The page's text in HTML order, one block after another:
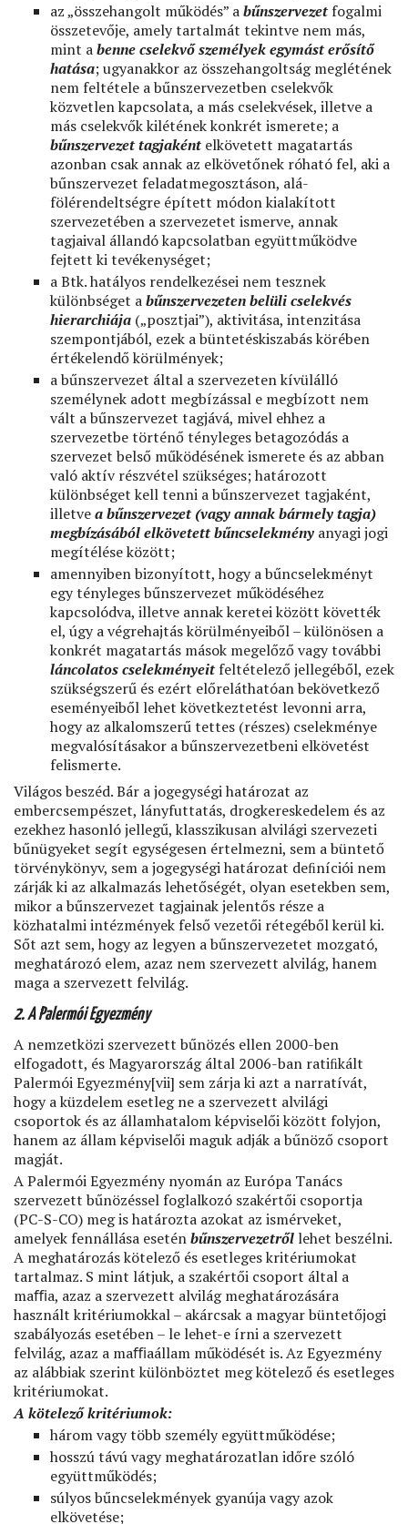
az „összehangolt működés” abűnszervezetfogalmi
összetevője, amely tartalmát tekintve nem más,
mint abenne cselekvő személyek egymást erősítő
hatása; ugyanakkor az összehangoltság meglétének
nem feltétele a bűnszervezetben cselekvők
közvetlen kapcsolata, a más cselekvések, illetve a
más cselekvők kilétének konkrét ismerete; a
bűnszervezet tagjakéntelkövetett magatartás
azonban csak annak az elkövetőnek róható fel, aki a
bűnszervezet feladatmegosztáson, alá-
fölérendeltségre épített módon kialakított
szervezetében a szervezetet ismerve, annak
tagjaival állandó kapcsolatban együttműködve
fejtett ki tevékenységet;
a Btk. hatályos rendelkezései nem tesznek
különbséget abűnszervezeten belüli cselekvés
hierarchiája („posztjai”), aktivitása, intenzitása
szempontjából, ezek a büntetéskiszabás körében
értékelendő körülmények;
a bűnszervezet által a szervezeten kívülálló
személynek adott megbízással e megbízott nem
vált a bűnszervezet tagjává, mivel ehhez a
szervezetbe történő tényleges betagozódás a
szervezet belső működésének ismerete és az abban
való aktív részvétel szükséges; határozott
különbséget kell tenni a bűnszervezet tagjaként,
illetvea bűnszervezet (vagy annak bármely tagja)
megbízásából elkövetett bűncselekmény anyagi jogi
megítélése között;
amennyiben bizonyított, hogy a bűncselekményt
egy tényleges bűnszervezet működéséhez
kapcsolódva, illetve annak keretei között követték
el, úgy a végrehajtás körülményeiből – különösen a
konkrét magatartás mások megelőző vagy további
láncolatos cselekményeitfeltételező jellegéből, ezek
szükségszerű és ezért előreláthatóan bekövetkező
eseményeiből lehet következtetést levonni arra,
hogy az alkalomszerű tettes (részes) cselekménye
megvalósításakor a bűnszervezetbeni elkövetést
felismerte.
Világos beszéd. Bár a jogegységi határozat az
embercsempészet, lányfuttatás, drogkereskedelem és az
ezekhez hasonló jellegű, klasszikusan alvilági szervezeti
bűnügyeket segít egységesen értelmezni, sem a büntető
törvénykönyv, sem a jogegységi határozat deﬁníciói nem
zárják ki az alkalmazás lehetőségét, olyan esetekben sem,
mikor a bűnszervezet tagjainak jelentős része a
közhatalmi intézmények felső vezetői rétegéből kerül ki.
Sőt azt sem, hogy az legyen a bűnszervezetet mozgató,
meghatározó elem, azaz nem szervezett alvilág, hanem
maga a szervezett felvilág.
2. A Palermói Egyezmény
A nemzetközi szervezett bűnözés ellen 2000-ben
elfogadott, és Magyarország által 2006-ban ratiﬁkált
Palermói Egyezmény[vii] sem zárja ki azt a narratívát,
hogy a küzdelem esetleg ne a szervezett alvilági
csoportok és az államhatalom képviselői között folyjon,
hanem az állam képviselői maguk adják a bűnöző csoport
magját.
A Palermói Egyezmény nyomán az Európa Tanács
szervezett bűnözéssel foglalkozó szakértői csoportja
(PC-S-CO) meg is határozta azokat az ismérveket,
amelyek fennállása eseténbűnszervezetről lehet beszélni.
A meghatározás kötelező és esetleges kritériumokat
tartalmaz. S mint látjuk, a szakértői csoport által a
maﬃa, azaz a szervezett alvilág meghatározására
használt kritériumokkal – akárcsak a magyar büntetőjogi
szabályozás esetében – le lehet-e írni a szervezett
felvilág, azaz a maﬃaállam működését is. Az Egyezmény
az alábbiak szerint különböztet meg kötelező és esetleges
kritériumokat.
A kötelező kritériumok:
három vagy több személy együttműködése;
hosszú távú vagy meghatározatlan időre szóló
együttműködés;
súlyos bűncselekmények gyanúja vagy azok
elkövetése;